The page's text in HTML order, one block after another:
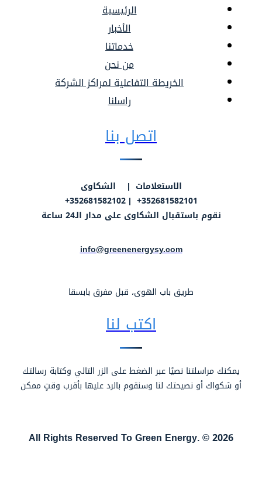
الرئيسية
الأخبار
خدماتنا
من نحن
الخريطة التفاعلية لمراكز الشركة
راسلنا
اتصل بنا
الاستعلامات | الشكاوى
352681582101+ | 352681582102+
نقوم باستقبال الشكاوى على مدار الـ24 ساعة
info@greenenergysy.com
طريق باب الهوى، قبل مفرق بابسقا
اكتب لنا
يمكنك مراسلتنا نصيًا عبر الضغط على الزر التالي وكتابة رسالتك
أو شكواك أو نصيحتك لنا وسنقوم بالرد عليها بأقرب وقتٍ ممكن
2026 © .All Rights Reserved To Green Energy